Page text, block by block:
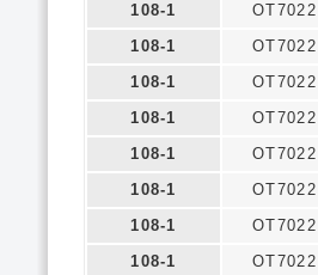
108-1
OT7022
108-1
OT7022
108-1
OT7022
108-1
OT7022
108-1
OT7022
108-1
OT7022
108-1
OT7022
108-1
OT7022